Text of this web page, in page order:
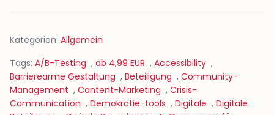
Kategorien: Allgemein
Tags: A/B-Testing , ab 4,99 EUR , Accessibility ,
Barrierearme Gestaltung , Beteiligung , Community-
Management , Content-Marketing , Crisis-
Communication , Demokratie-tools , Digitale , Digitale